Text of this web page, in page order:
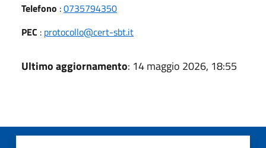
Telefono :0735794350
PEC : protocollo@cert-sbt.it
Ultimo aggiornamento: 14 maggio 2026, 18:55